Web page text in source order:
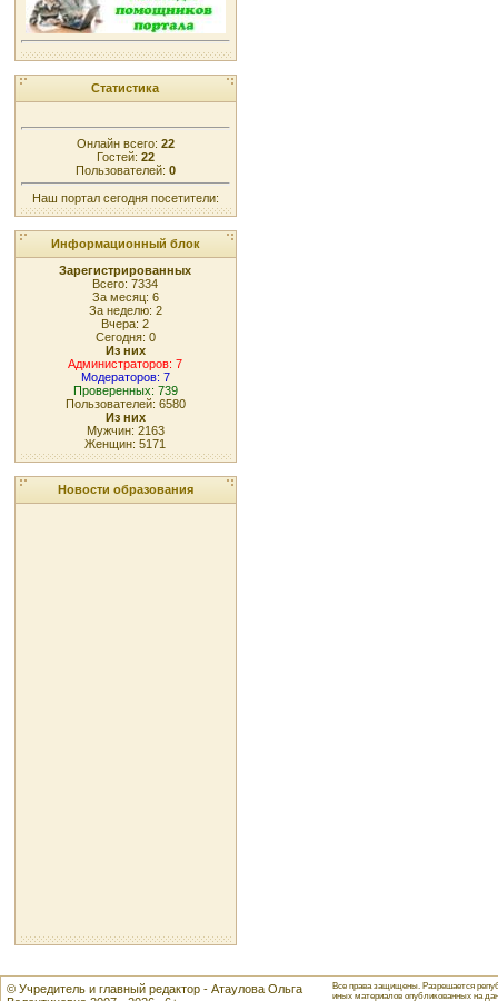
Статистика
Онлайн всего: 22
Гостей: 22
Пользователей: 0
Наш портал сегодня посетители:
Информационный блок
Зарегистрированных
Всего: 7334
За месяц: 6
За неделю: 2
Вчера: 2
Сегодня: 0
Из них
Администраторов: 7
Модераторов: 7
Проверенных: 739
Пользователей: 6580
Из них
Мужчин: 2163
Женщин: 5171
Новости образования
© Учредитель и главный редактор - Атаулова Ольга
Все права защищены. Разрешается
иных материалов опубликованных на